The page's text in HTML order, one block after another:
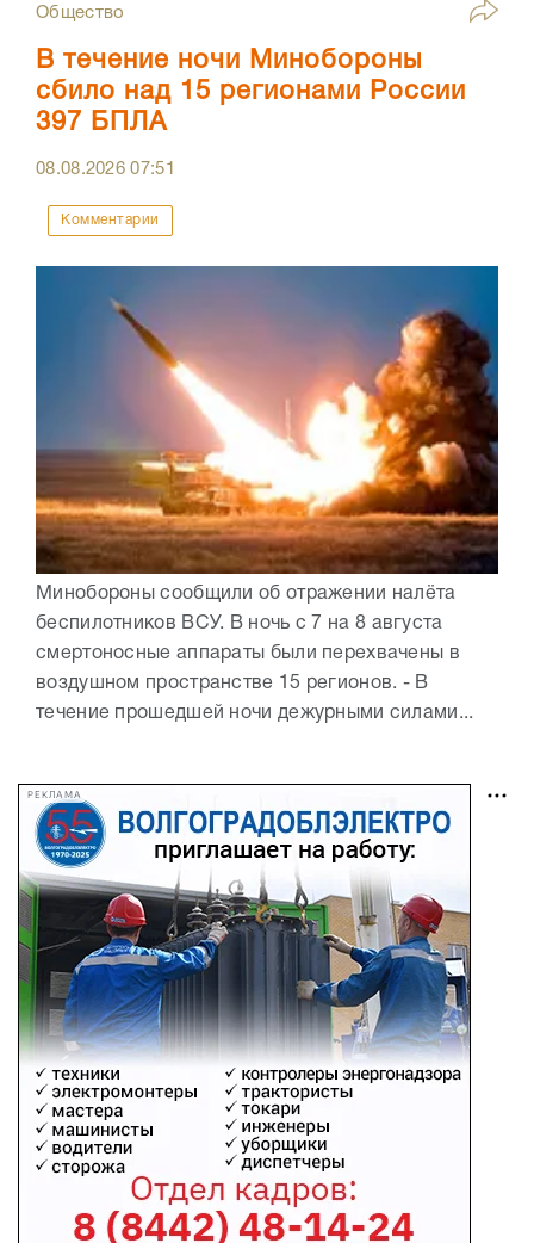
Общество
В течение ночи Минобороны
сбило над 15 регионами России
397 БПЛА
08.08.202607:51
Комментарии
Минобороны сообщили об отражении налёта
беспилотников ВСУ. В ночь с 7 на 8 августа
смертоносные аппараты были перехвачены в
воздушном пространстве 15 регионов. - В
течение прошедшей ночи дежурными силами...
РЕКЛАМА